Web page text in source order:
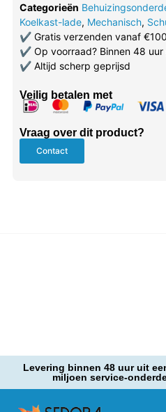
Categorieën
Koelkast-lade, Mechanisch,
✔Gratis verzenden vanaf €100
✔Op voorraad? Binnen 48 uur
✔Altijd scherp geprijsd
Veilig betalen met
Vraag over dit product?
Contact
Levering binnen 48 uur uit
miljoen service-